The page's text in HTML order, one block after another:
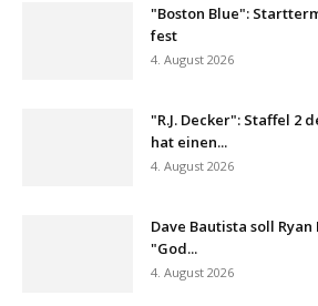
"Boston Blue":
fest
4. August 2026
"R.J. Decker": Staffel 2
hat einen...
4. August 2026
Dave Bautista soll
"God...
4. August 2026